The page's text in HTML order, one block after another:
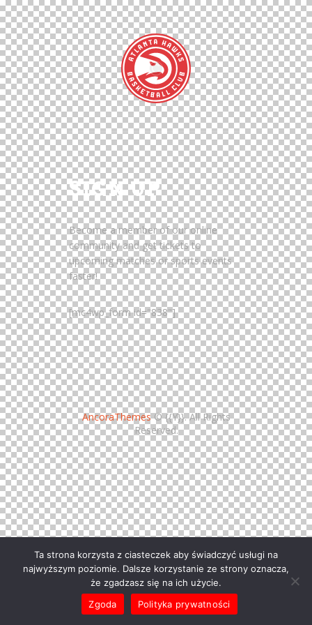
SIGN UP
Become a member of our online
community and get tickets to
upcoming matches or sports events
faster!
[mc4wp_form id="838"]
AncoraThemes© {{Y}}. All Rights
Reserved.
Ta strona korzysta z ciasteczek aby świadczyć usługi na
najwyższym poziomie. Dalsze korzystanie ze strony oznacza,
że zgadzasz się na ich użycie.
Zgoda
Polityka prywatności